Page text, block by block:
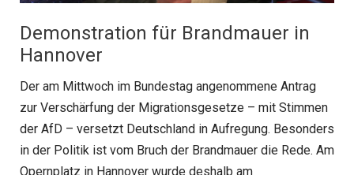
Demonstration für Brandmauer in
Hannover
Der am Mittwoch im Bundestag angenommene Antrag
zur Verschärfung der Migrationsgesetze – mit Stimmen
der AfD – versetzt Deutschland in Aufregung. Besonders
in der Politik ist vom Bruch der Brandmauer die Rede. Am
Opernplatz in Hannover wurde deshalb am